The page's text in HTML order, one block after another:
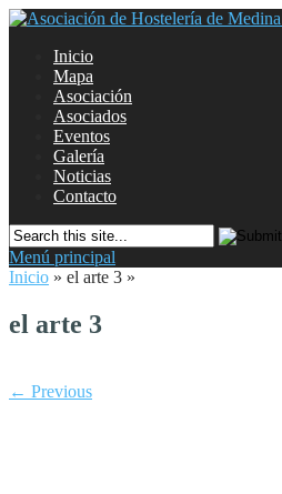
Inicio
Mapa
Asociación
Asociados
Eventos
Galería
Noticias
Contacto
Menú principal
Inicio » el arte 3 »
el arte 3
← Previous